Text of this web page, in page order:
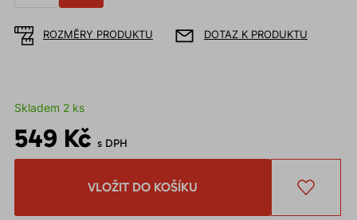
ROZMĚRY PRODUKTU DOTAZ K PRODUKTU
Skladem 2 ks
549 Kč s DPH
VLOŽIT DO KOŠÍKU